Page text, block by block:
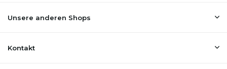
Unsere anderen Shops
Kontakt